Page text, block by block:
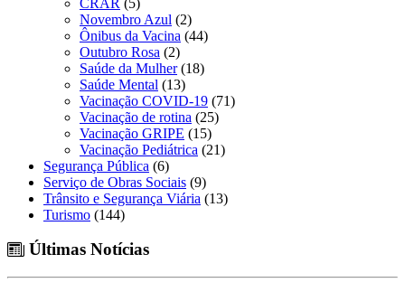
Novembro Azul (2)
Ônibus da Vacina (44)
Outubro Rosa (2)
Saúde da Mulher(18)
Saúde Mental (13)
Vacinação COVID-19 (71)
Vacinação de rotina (25)
Vacinação GRIPE (15)
Vacinação Pediátrica (21)
Segurança Pública (6)
Serviço de Obras Sociais (9)
Trânsito e Segurança Viária (13)
Turismo (144)
Últimas Notícias